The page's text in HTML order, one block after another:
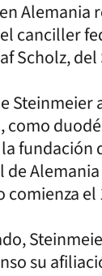
Alemania
canciller
Scholz, del
Steinmeier
como
fundación
el
su